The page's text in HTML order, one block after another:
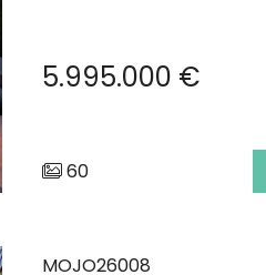
5.995.000 €
60
MOJO26008